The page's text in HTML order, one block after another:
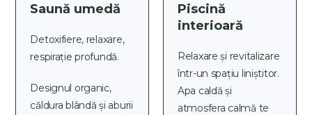
Saună umedă
Detoxifiere, relaxare,
respirație profundă.
Designul organic,
căldura blândă și aburii
Piscină
interioară
Relaxare și revitalizare
într-un spațiu liniștitor.
Apa caldă și
atmosfera calmă te